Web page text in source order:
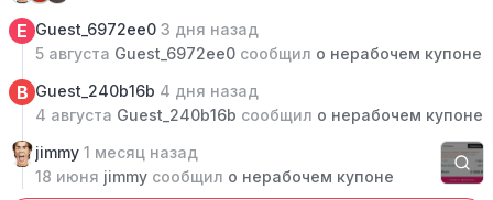
E Guest_6972ee0 3 дня назад
5 августа Guest_6972ee0 сообщил о нерабочем купоне
B Guest_240b16b 4 дня назад
4 августа Guest_240b16b сообщил о нерабочем купоне
jimmy 1 месяц назад
18 июня jimmy сообщил о нерабочем купоне